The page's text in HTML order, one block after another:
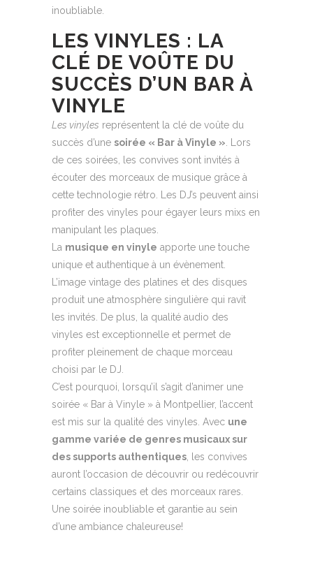
inoubliable.
LES VINYLES : LA
CLÉ DE VOÛTE DU
SUCCÈS D’UN BAR À
VINYLE
Les vinyles représentent la clé de voûte du
succès d’une soirée « Bar à Vinyle » . Lors
de ces soirées, les convives sont invités à
écouter des morceaux de musique grâce à
cette technologie rétro. Les DJ’s peuvent ainsi
profiter des vinyles pour égayer leurs mixs en
manipulant les plaques.
La musique en vinyle apporte une touche
unique et authentique à un évènement.
L’image vintage des platines et des disques
produit une atmosphère singulière qui ravit
les invités. De plus, la qualité audio des
vinyles est exceptionnelle et permet de
profiter pleinement de chaque morceau
choisi par le DJ.
C’est pourquoi, lorsqu’il s’agit d’animer une
soirée « Bar à Vinyle » à Montpellier, l’accent
est mis sur la qualité des vinyles. Avec une
gamme variée de genres musicaux sur
des supports authentiques , les convives
auront l’occasion de découvrir ou redécouvrir
certains classiques et des morceaux rares.
Une soirée inoubliable et garantie au sein
d’une ambiance chaleureuse!